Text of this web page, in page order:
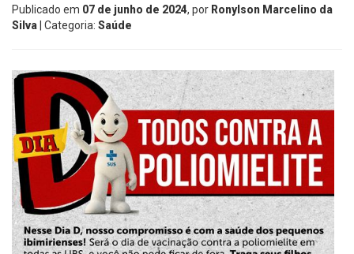
Publicado em 07 de junho de 2024, por Ronylson Marcelino da
Silva | Categoria: Saúde